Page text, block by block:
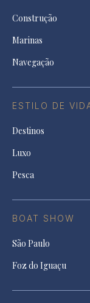
Construção
Marinas
Navegação
ESTILO DE
Destinos
Luxo
Pesca
BOAT SHOW
São Paulo
Foz do Iguaçu